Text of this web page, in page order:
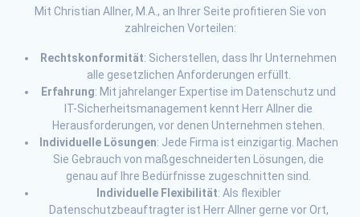
Mit Christian Allner, M.A., an Ihrer Seite profitieren Sie von
zahlreichen Vorteilen:
Rechtskonformität: Sicherstellen, dass Ihr Unternehmen
alle gesetzlichen Anforderungen erfüllt.
Erfahrung: Mit jahrelanger Expertise im Datenschutz und
IT-Sicherheitsmanagement kennt Herr Allner die
Herausforderungen, vor denen Unternehmen stehen.
Individuelle Lösungen: Jede Firma ist einzigartig. Machen
Sie Gebrauch von maßgeschneiderten Lösungen, die
genau auf Ihre Bedürfnisse zugeschnitten sind.
Individuelle Flexibilität: Als flexibler
Datenschutzbeauftragter ist Herr Allner gerne vor Ort,